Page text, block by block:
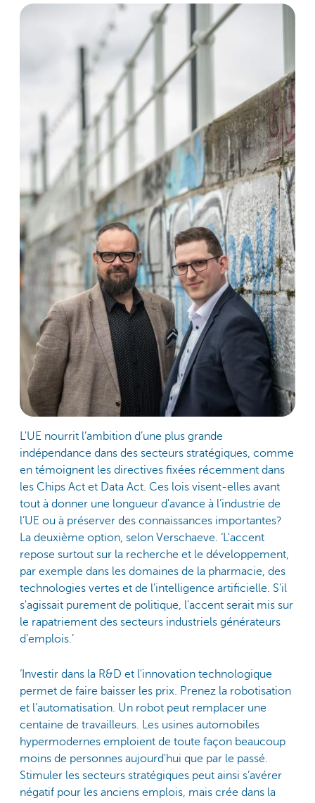
L'UE nourrit l’ambition d’une plus grande
indépendance dans des secteurs stratégiques, comme
en témoignent les directives fixées récemment dans
les Chips Act et Data Act. Ces lois visent-elles avant
tout à donner une longueur d'avance à l’industrie de
l’UE ou à préserver des connaissances importantes?
La deuxième option, selon Verschaeve. ‘L'accent
repose surtout sur la recherche et le développement,
par exemple dans les domaines de la pharmacie, des
technologies vertes et de l'intelligence artificielle. S'il
s'agissait purement de politique, l'accent serait mis sur
le rapatriement des secteurs industriels générateurs
d’emplois.’
‘Investir dans la R&D et l'innovation technologique
permet de faire baisser les prix. Prenez la robotisation
et l’automatisation. Un robot peut remplacer une
centaine de travailleurs. Les usines automobiles
hypermodernes emploient de toute façon beaucoup
moins de personnes aujourd'hui que par le passé.
Stimuler les secteurs stratégiques peut ainsi s’avérer
négatif pour les anciens emplois, mais crée dans la